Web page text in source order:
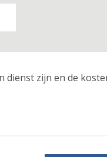
zijn en de